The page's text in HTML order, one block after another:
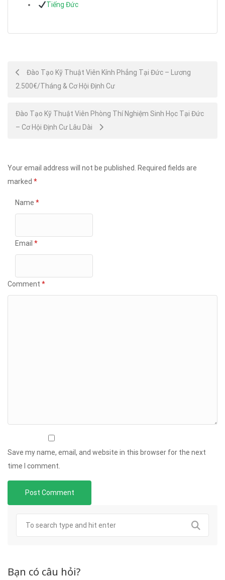
Tiếng Đức
Post
navigation
Đào Tạo Kỹ Thuật Viên Kính Phẳng Tại Đức – Lương
2.500€/Tháng & Cơ Hội Định Cư
Đào Tạo Kỹ Thuật Viên Phòng Thí Nghiệm Sinh Học Tại Đức
– Cơ Hội Định Cư Lâu Dài
Your email address will not be published. Required fields are
marked *
Name *
Email *
Comment *
Save my name, email, and website in this browser for the next
time I comment.
Bạn có câu hỏi?